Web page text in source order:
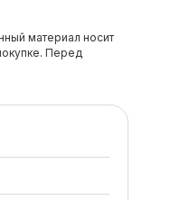
материал носит
Перед